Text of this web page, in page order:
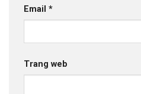
Email *
Trang web